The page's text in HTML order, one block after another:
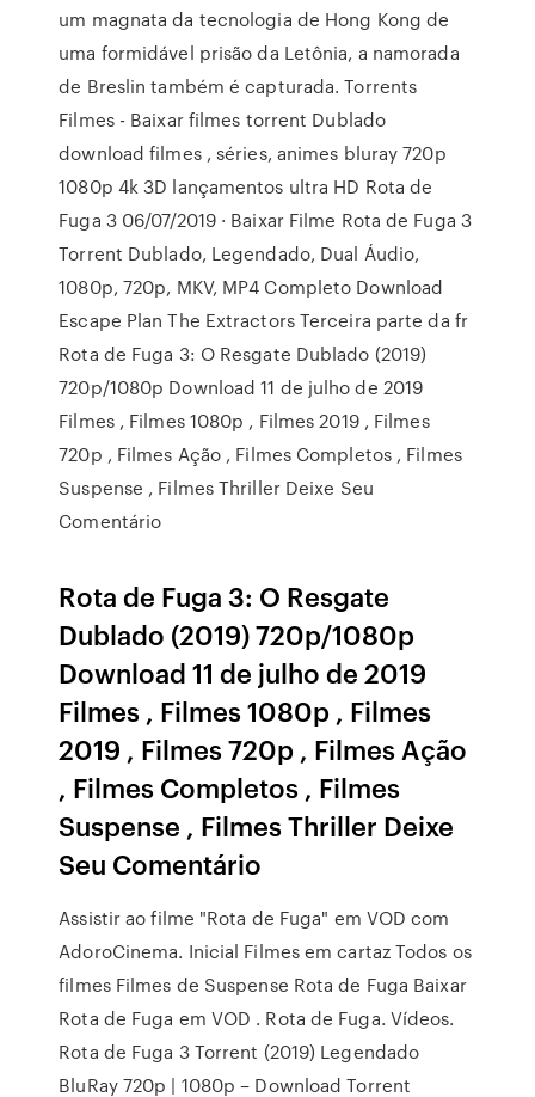
um magnata da tecnologia de Hong Kong de
uma formidável prisão da Letônia, a namorada
de Breslin também é capturada. Torrents
Filmes - Baixar filmes torrent Dublado
download filmes , séries, animes bluray 720p
1080p 4k 3D lançamentos ultra HD Rota de
Fuga 3 06/07/2019 · Baixar Filme Rota de Fuga 3
Torrent Dublado, Legendado, Dual Áudio,
1080p, 720p, MKV, MP4 Completo Download
Escape Plan The Extractors Terceira parte da fr
Rota de Fuga 3: O Resgate Dublado (2019)
720p/1080p Download 11 de julho de 2019
Filmes , Filmes 1080p , Filmes 2019 , Filmes
720p , Filmes Ação , Filmes Completos , Filmes
Suspense , Filmes Thriller Deixe Seu
Comentário
Rota de Fuga 3: O Resgate
Dublado (2019) 720p/1080p
Download 11 de julho de 2019
Filmes , Filmes 1080p , Filmes
2019 , Filmes 720p , Filmes Ação
, Filmes Completos , Filmes
Suspense , Filmes Thriller Deixe
Seu Comentário
Assistir ao filme "Rota de Fuga" em VOD com
AdoroCinema. Inicial Filmes em cartaz Todos os
filmes Filmes de Suspense Rota de Fuga Baixar
Rota de Fuga em VOD . Rota de Fuga. Vídeos.
Rota de Fuga 3 Torrent (2019) Legendado
BluRay 720p | 1080p – Download Torrent